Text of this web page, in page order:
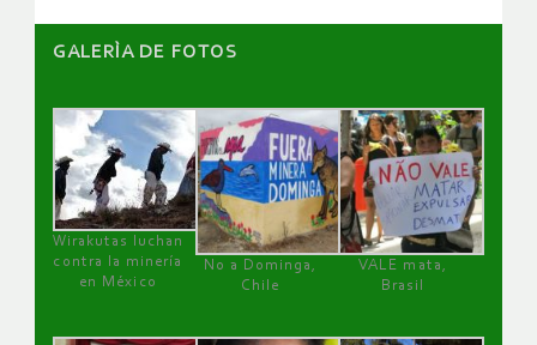
GALERÌA DE FOTOS
Wirakutas luchan
contra la minería
en México
No a Dominga,
Chile
VALE mata,
Brasil